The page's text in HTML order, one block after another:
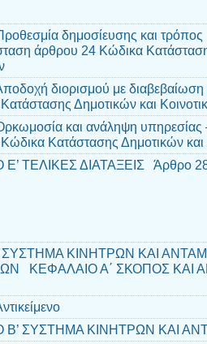
δημοσίευσης και τρόπος
άρθρου 24 Κώδικα
διορισμού με
Δημοτικών και
και ανάληψη
Κατάστασης Δημοτικών
ΤΕΛΙΚΕΣ ΔΙΑΤΑΞΕΙΣ Άρθρο 28
ΣΥΣΤΗΜΑ ΚΙΝΗΤΡΩΝ ΚΑΙ
ΚΕΦΑΛΑΙΟ Α΄ ΣΚΟΠΟΣ ΚΑΙ
Β’ ΣΥΣΤΗΜΑ ΚΙΝΗΤΡΩΝ ΚΑΙ